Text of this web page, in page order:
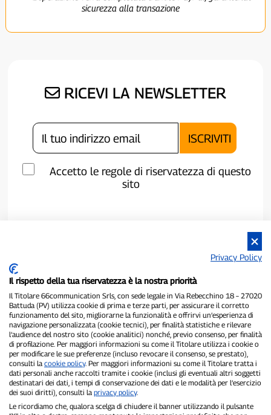
sicurezza alla transazione
RICEVI LA NEWSLETTER
Accetto le regole di riservatezza di questo
sito
P300.it è una Testata Giornalistica indipendente
Registrazione numero 1/2021 del 1/2/2021 - Tribunale di Pavia
Proprietario ed editore:66communication Srls- P.IVA
02798890188
Direttore Responsabile:Alessandro Secchi- Vicedirettore:Federico
Benedusi
Privacy Policy-Cookie Policy
Privacy Policy
Il rispetto della tua riservatezza è la nostra priorità
Il Titolare 66communication Srls, con sede legale in Via Rebecchino 18 – 27020
Battuda (PV) utilizza cookie di prima e terze parti, per assicurare il corretto
funzionamento del sito, migliorarne la funzionalità e offrirvi un’esperienza di
navigazione personalizzata (cookie tecnici), per finalità statistiche e rilevare
l’audience del nostro sito (cookie analitici) nonché, previo consenso, per finalità
di profilazione. Per maggiori informazioni su come il Titolare utilizza i cookie o
per modificare le sue preferenze (incluso revocare il consenso, se prestato),
consulti la cookie policy. Per maggiori informazioni su come il Titolare tratta i
dati personali anche raccolti tramite i cookie (inclusi gli eventuali altri soggetti
destinatari dei dati, i tempi di conservazione dei dati e le modalità per l’esercizio
dei suoi diritti), consulti la privacy policy.
Le ricordiamo che, qualora scelga di chiudere il banner utilizzando il pulsante